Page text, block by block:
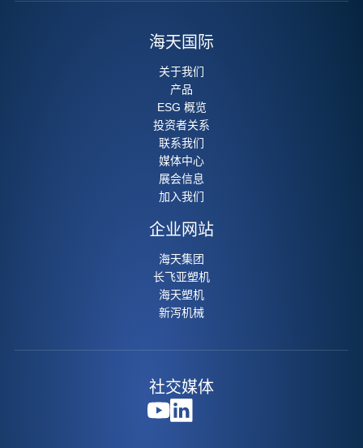
海天国际
关于我们
产品
ESG 概览
投资者关系
联系我们
媒体中心
展会信息
加入我们
企业网站
海天集团
长飞亚塑机
海天塑机
新泻机械
社交媒体